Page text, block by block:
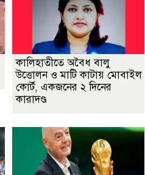
কালিহাতীতে অবৈধ বালু
উত্তোলন ও মাটি কাটায় মোবাইল
কোর্ট, একজনের ২ দিনের
কারাদণ্ড